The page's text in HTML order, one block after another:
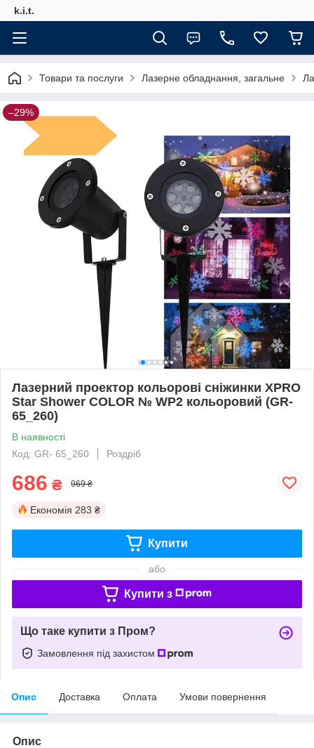
k.i.t.
Товари та послуги Лазерне обладнання, загальне
–29%
Лазерний проектор кольорові сніжинки XPRO
Star Shower COLOR № WP2 кольоровий (GR-
65_260)
В наявності
Код: GR- 65_260
Роздріб
686 ₴ 969 ₴
Економія 283 ₴
Купити
або
Купити з
Що таке купити з Пром?
Замовлення під захистом
Опис Доставка Оплата Умови повернення
Опис